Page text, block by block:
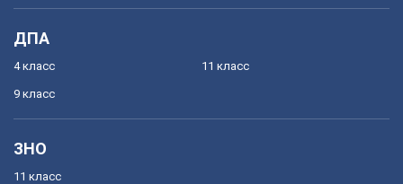
ДПА
4 класс
9 класс
11 класс
ЗНО
11 класс